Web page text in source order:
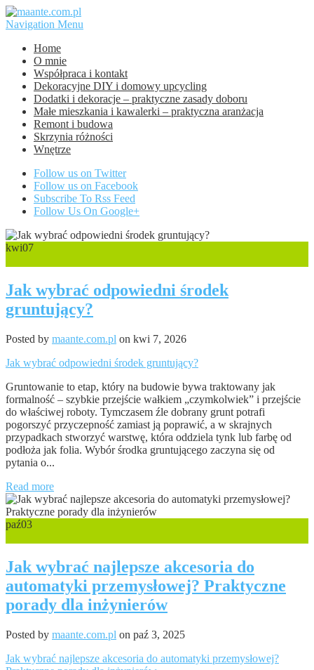
Navigation Menu
Home
O mnie
Współpraca i kontakt
Dekoracyjne DIY i domowy upcycling
Dodatki i dekoracje – praktyczne zasady doboru
Małe mieszkania i kawalerki – praktyczna aranżacja
Remont i budowa
Skrzynia różności
Wnętrze
Follow us on Twitter
Follow us on Facebook
Subscribe To Rss Feed
Follow Us On Google+
kwi07
Jak wybrać odpowiedni środek
gruntujący?
Posted by maante.com.pl on kwi 7, 2026
Jak wybrać odpowiedni środek gruntujący?
Gruntowanie to etap, który na budowie bywa traktowany jak
formalność – szybkie przejście wałkiem „czymkolwiek” i przejście
do właściwej roboty. Tymczasem źle dobrany grunt potrafi
pogorszyć przyczepność zamiast ją poprawić, a w skrajnych
przypadkach stworzyć warstwę, która oddziela tynk lub farbę od
podłoża jak folia. Wybór środka gruntującego zaczyna się od
pytania o...
Read more
paź03
Jak wybrać najlepsze akcesoria do
automatyki przemysłowej? Praktyczne
porady dla inżynierów
Posted by maante.com.pl on paź 3, 2025
Jak wybrać najlepsze akcesoria do automatyki przemysłowej?